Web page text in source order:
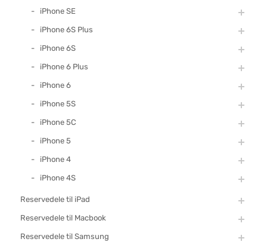
iPhone SE
iPhone 6S Plus
iPhone 6S
iPhone 6 Plus
iPhone 6
iPhone 5S
iPhone 5C
iPhone 5
iPhone 4
iPhone 4S
Reservedele til iPad
Reservedele til Macbook
Reservedele til Samsung